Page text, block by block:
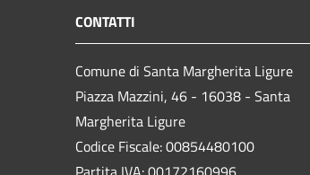
CONTATTI
Comune di Santa Margherita Ligure
Piazza Mazzini, 46 - 16038 - Santa
Margherita Ligure
Codice Fiscale: 00854480100